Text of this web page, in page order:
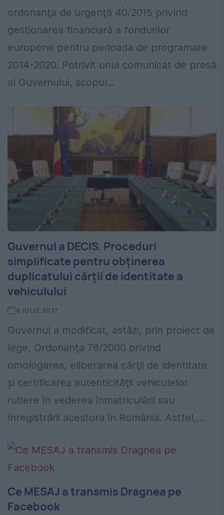
ordonanţa de urgenţă 40/2015 privind
gestionarea financiară a fondurilor
europene pentru perioada de programare
2014-2020. Potrivit unui comunicat de presă
al Guvernului, scopul...
Guvernul a DECIS. Proceduri
simplificate pentru obținerea
duplicatului cărţii de identitate a
vehiculului
6 IULIE 2017
Guvernul a modificat, astăzi, prin proiect de
lege, Ordonanţa 78/2000 privind
omologarea, eliberarea cărţii de identitate
şi certificarea autenticităţii vehiculelor
rutiere în vederea înmatriculării sau
înregistrării acestora în România. Astfel,...
Ce MESAJ a transmis Dragnea pe
Facebook